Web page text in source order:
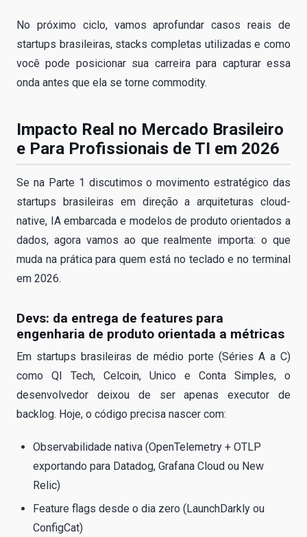
No próximo ciclo, vamos aprofundar casos reais de
startups brasileiras, stacks completas utilizadas e como
você pode posicionar sua carreira para capturar essa
onda antes que ela se torne commodity.
Impacto Real no Mercado Brasileiro
e Para Profissionais de TI em 2026
Se na Parte 1 discutimos o movimento estratégico das
startups brasileiras em direção a arquiteturas cloud-
native, IA embarcada e modelos de produto orientados a
dados, agora vamos ao que realmente importa: o que
muda na prática para quem está no teclado e no terminal
em 2026.
Devs: da entrega de features para
engenharia de produto orientada a métricas
Em startups brasileiras de médio porte (Séries A a C)
como QI Tech, Celcoin, Unico e Conta Simples, o
desenvolvedor deixou de ser apenas executor de
backlog. Hoje, o código precisa nascer com:
Observabilidade nativa (OpenTelemetry + OTLP
exportando para Datadog, Grafana Cloud ou New
Relic)
Feature flags desde o dia zero (LaunchDarkly ou
ConfigCat)